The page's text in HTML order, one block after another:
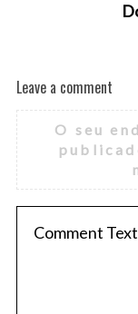
Leave a comment
O seu